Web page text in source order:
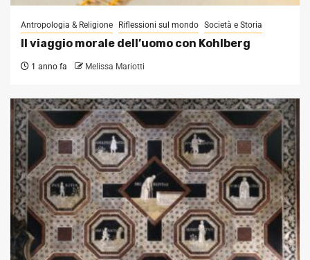
Antropologia & Religione Riflessioni sul mondo Società e Storia
Il viaggio morale dell’uomo con Kohlberg
1 anno fa Melissa Mariotti